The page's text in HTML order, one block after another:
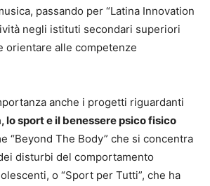
passando per “Latina Innovation
negli istituti secondari superiori
orientare alle competenze
anche i progetti riguardanti
lo sport e il benessere psico fisico
“Beyond The Body” che si concentra
disturbi del comportamento
o “Sport per Tutti”, che ha